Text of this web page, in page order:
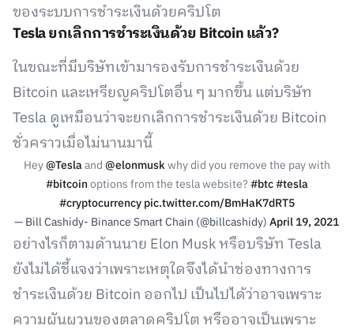
ของระบบการชำระเงินด้วยคริปโต
Tesla ยกเลิกการชำระเงินด้วย Bitcoin แล้ว?
ในขณะที่มีบริษัทเข้ามารองรับการชำระเงินด้วย
Bitcoin และเหรียญคริปโตอื่น ๆ มากขึ้น แต่บริษัท
Tesla ดูเหมือนว่าจะยกเลิกการชำระเงินด้วย Bitcoin
ชั่วคราวเมื่อไม่นานมานี้
Hey@Teslaand @elonmuskwhy did you remove the pay with
#bitcoinoptions from the tesla website?#btc#tesla
#cryptocurrencypic.twitter.com/BmHaK7dRT5
— Bill Cashidy- Binance Smart Chain (@billcashidy)April 19, 2021
อย่างไรก็ตามด้านนาย Elon Musk หรือบริษัท Tesla
ยังไม่ได้ชี้แจงว่าเพราะเหตุใดจึงได้นำช่องทางการ
ชำระเงินด้วย Bitcoin ออกไป เป็นไปได้ว่าอาจเพราะ
ความผันผวนของตลาดคริปโต หรืออาจเป็นเพราะ